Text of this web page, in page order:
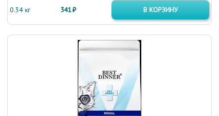
0.34 кг
341 ₽ В КОРЗИНУ